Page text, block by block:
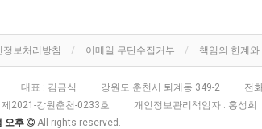
정보처리방침 이메일 무단수집거부 책임의 한계와
대표 : 김금식 강원도 춘천시 퇴계동 349-2 전
제2021-강원춘천-0233호 개인정보관리책임자 : 홍성희
오후
All rights reserved.